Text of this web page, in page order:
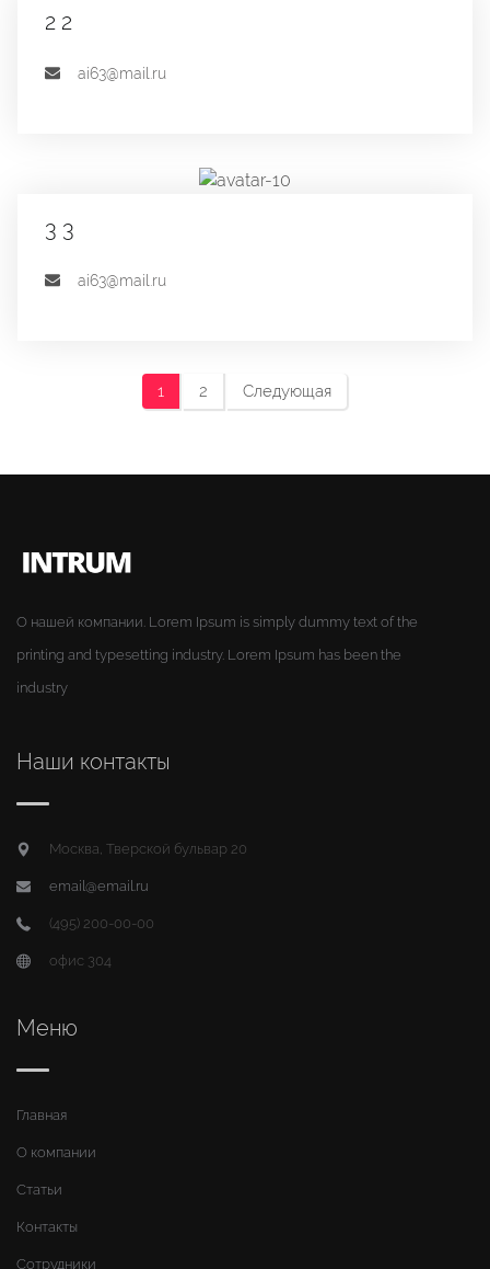
2 2
ai63@mail.ru
3 3
ai63@mail.ru
1 2 Следующая
О нашей компании. Lorem Ipsum is simply dummy text of the
printing and typesetting industry. Lorem Ipsum has been the
industry
Наши контакты
Москва, Тверской бульвар 20
email@email.ru
(495) 200-00-00
офис 304
Меню
Главная
О компании
Статьи
Контакты
Сотрудники